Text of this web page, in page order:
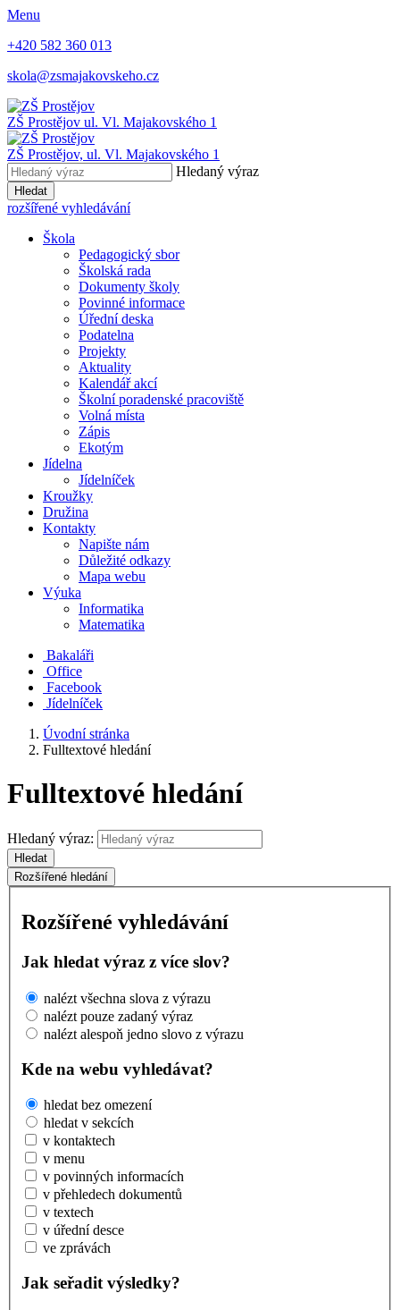
Menu
+420 582 360 013
skola@zsmajakovskeho.cz
ZŠ Prostějov ul. Vl. Majakovského 1
ZŠ Prostějov, ul. Vl. Majakovského 1
Hledaný výraz
Hledat
rozšířené vyhledávání
Škola
Pedagogický sbor
Školská rada
Dokumenty školy
Povinné informace
Úřední deska
Podatelna
Projekty
Aktuality
Kalendář akcí
Školní poradenské pracoviště
Volná místa
Zápis
Ekotým
Jídelna
Jídelníček
Kroužky
Družina
Kontakty
Napište nám
Důležité odkazy
Mapa webu
Výuka
Informatika
Matematika
Bakaláři
Office
Facebook
Jídelníček
Úvodní stránka
Fulltextové hledání
Fulltextové hledání
Hledaný výraz:
Hledat
Rozšířené hledání
Rozšířené vyhledávání
Jak hledat výraz z více slov?
nalézt všechna slova z výrazu
nalézt pouze zadaný výraz
nalézt alespoň jedno slovo z výrazu
Kde na webu vyhledávat?
hledat bez omezení
hledat v sekcích
v kontaktech
v menu
v povinných informacích
v přehledech dokumentů
v textech
v úřední desce
ve zprávách
Jak seřadit výsledky?